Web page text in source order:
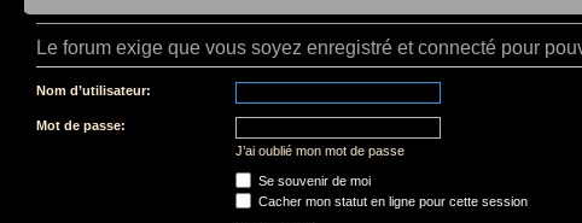
Le forum exige que vous soyez enregistré et connecté pour
Nom d’utilisateur:
Mot de passe:
J’ai oublié mon mot de passe
Se souvenir de moi
Cacher mon statut en ligne pour cette session